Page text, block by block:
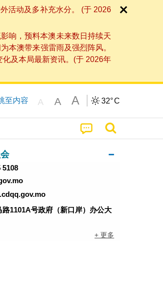
活动及多补充水分。 (于 2026
响，预料本澳未来数日持续天
本澳带来强雷雨及强烈阵风。
及本局最新资讯。(于 2026年
至内容 A A A 32°C
5108
路1101A号政府（新口岸）办公大
+ 更多